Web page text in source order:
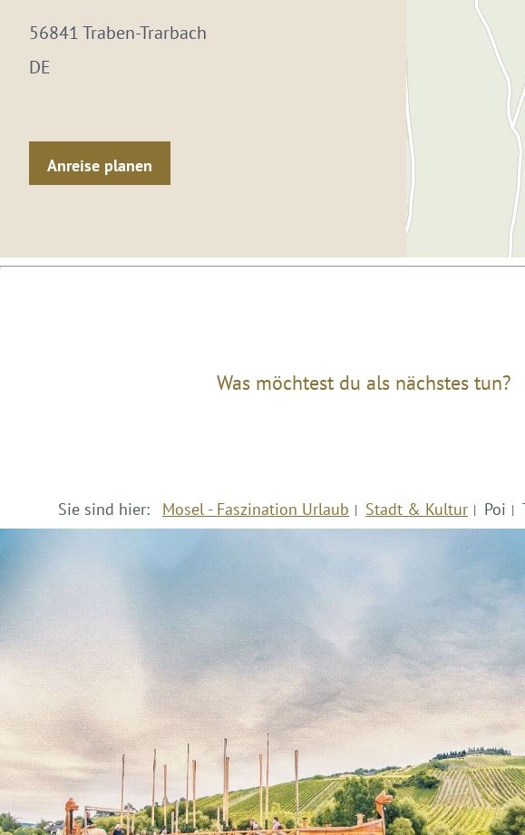
56841 Traben-Trarbach
DE
Anreise planen
Was möchtest du als nächstes tun?
Sie sind hier: Mosel - Faszination Urlaub Stadt & Kultur Poi